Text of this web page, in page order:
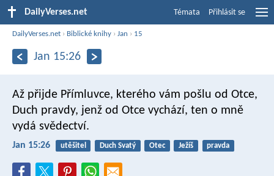
DailyVerses.net Témata Přihlásit se
DailyVerses.net › Biblické knihy ›Jan › 15
Jan 15:26
Až přijde Přímluvce, kterého vám pošlu od Otce,
Duch pravdy, jenž od Otce vychází, ten o mně
vydá svědectví.
Jan 15:26 utěšitel Duch Svatý Otec Ježíš pravda